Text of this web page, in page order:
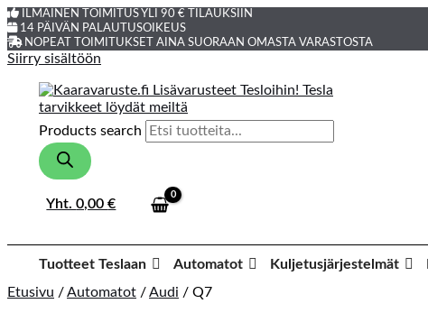
ILMAINEN TOIMITUS YLI 90 € TILAUKSIIN
14 PÄIVÄN PALAUTUSOIKEUS
NOPEAT TOIMITUKSET AINA SUORAAN OMASTA VARASTOSTA
Siirry sisältöön
Products search
Yht.0,00€
Tuotteet Teslaan Automatot Kuljetusjärjestelmät
Etusivu /Automatot /Audi / Q7